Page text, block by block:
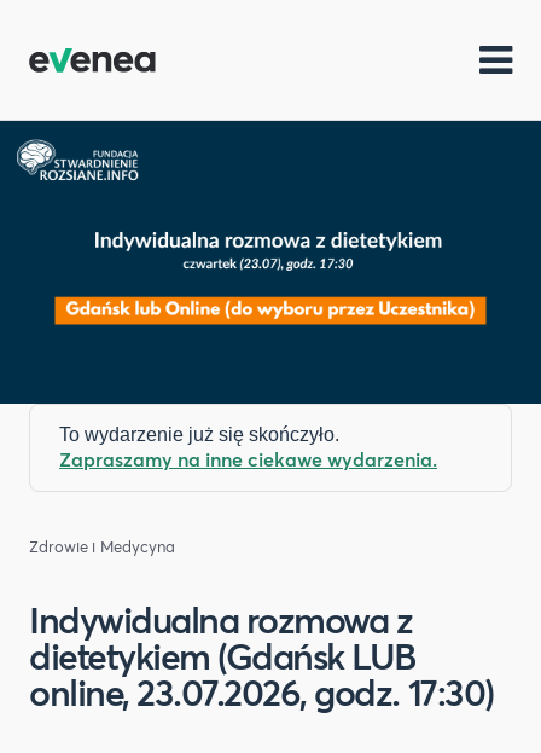
To wydarzenie już się skończyło.
Zapraszamy na inne ciekawe wydarzenia.
Zdrowie i Medycyna
Indywidualna rozmowa z
dietetykiem (Gdańsk LUB
online, 23.07.2026, godz. 17:30)